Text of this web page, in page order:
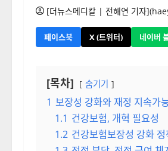
[더뉴스메디칼 | 전해연 기자
페이스북 X (트위터) 네이버
[목차] 숨기기
1 보장성 강화와 재정 지속가
1.1 건강보험, 개혁 필요성
1.2 건강보험보장성 강화